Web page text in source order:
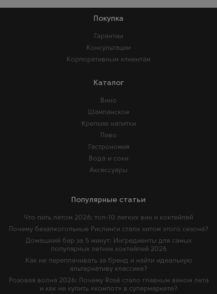
Покупка
Гарантии
Консультации
Корпоративным клиентам
Каталог
Вино
Шампанское
Крепкие напитки
Пиво
Гастрономия
Вода и соки
Аксессуары
Популярные статьи
Что пить летом 2026: топ-10 легких вин и коктейлей
Почему безалкогольные Рислинги стали хитом этого сезона?
Домашний бар за 5 минут: Ингредиенты для самых
популярных летних коктейлей 2026
Как не переплачивать за бренд и найти идеальную
альтернативу классике?
Розовая волна 2026: Почему Rosé стало главным вином лета
и как не купить «компот» в супермаркете?